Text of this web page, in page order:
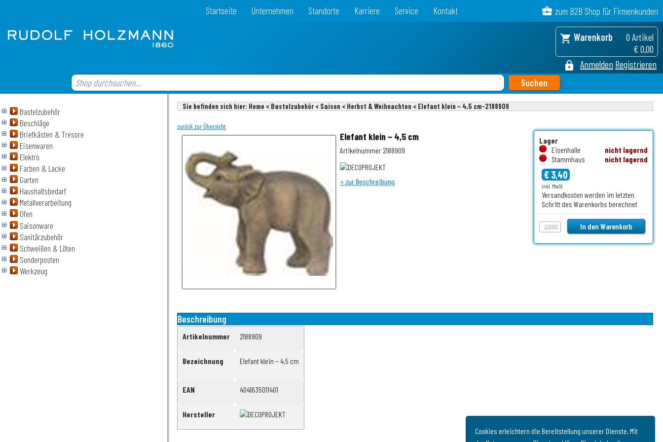
Cookies erleichtern die Bereitstellung unserer Dienste. Mit
Startseite Unternehmen Standorte Karriere Service Kontakt business_center zum B2B Shop für Firmenkunden
shopping_cart Warenkorb
0 Artikel
€ 0,00
lock Anmelden Registrieren
Bastelzubehör
Beschläge
Briefkästen & Tresore
Eisenwaren
Elektro
Farben & Lacke
Garten
Haushaltsbedarf
Metallverarbeitung
Ofen
Saisonware
Sanitärzubehör
Schweißen & Löten
Sonderposten
Werkzeug
Sie befinden sich hier: Home < Bastelzubehör < Saison < Herbst & Weihnachten < Elefant klein ~ 4,5 cm-2188909
zurück zur Übersicht
Elefant klein ~ 4,5 cm
Artikelnummer 2188909
» zur Beschreibung
Lager
Eisenhalle
nicht lagernd
Stammhaus
nicht lagernd
€ 3,40
inkl. MwSt.
Versandkosten werden im letzten
Schritt des Warenkorbs berechnet
Beschreibung
Artikelnummer 2188909
Bezeichnung Elefant klein ~ 4,5 cm
EAN 4041635011401
Hersteller